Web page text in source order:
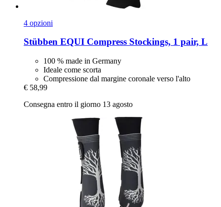
4 opzioni
Stübben EQUI Compress Stockings, 1 pair, L
100 % made in Germany
Ideale come scorta
Compressione dal margine coronale verso l'alto
€ 58,99
Consegna entro il giorno 13 agosto